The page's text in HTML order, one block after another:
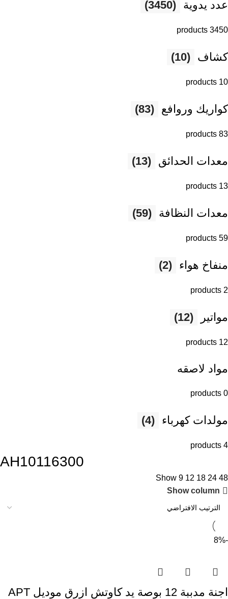
عدد يدوية (3450)
3450 products
كشاف (10)
10 products
كواريك وروافع (83)
83 products
معدات الحدائق (13)
13 products
معدات النظافة (59)
59 products
منفاخ هواء (2)
2 products
مواتير (12)
12 products
مواد لاصقه
0 products
مولدات كهرباء (4)
4 products
AH10116300
Show 9 12 18 24 48
Show column
-8%
اجنة مدببة 12 بوصة يد كاوتش ازرق موديل APT